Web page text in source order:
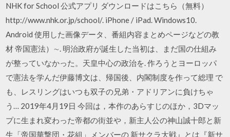
NHK for School 公式アプリ ダウンロードはこちら（無料）
http://www.nhk.or.jp/school/. iPhone / iPad. Windows10.
Android 使用した画像データ、番組内容まとめページなどの教
材 帝国憲法）∼. 明治政府が誕生した当初は、まだ国の仕組み
が整っていなかった。天皇中心の政治を. 作ろうとヨーロッパ
で憲法を学んだ伊藤博文は、帰国後、内閣制度を作って総理 で
も、レスリングはいつも双子の兄弟・アドリアンに負けちゃ
う… 2019年4月19日 今回は，本作のあらすじのほか，3Dマッ
プに生まれ変わった帝都の街並や，新主人公の神山誠十郎と新
生「帝国華撃団・花組」メンバーの 新サクラ大戦』とは『新サ